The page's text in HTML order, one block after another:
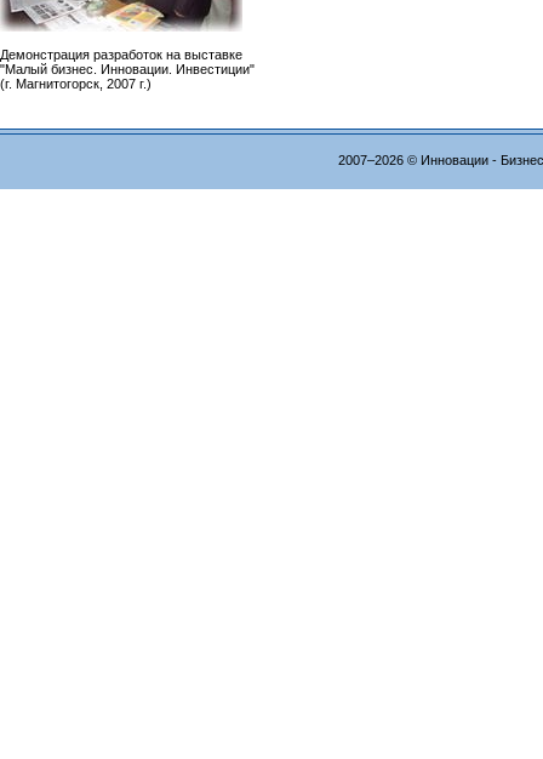
Демонстрация разработок на выставке
"Малый бизнес. Инновации. Инвестиции"
(г. Магнитогорск, 2007 г.)
2007–2026 © Инновации -